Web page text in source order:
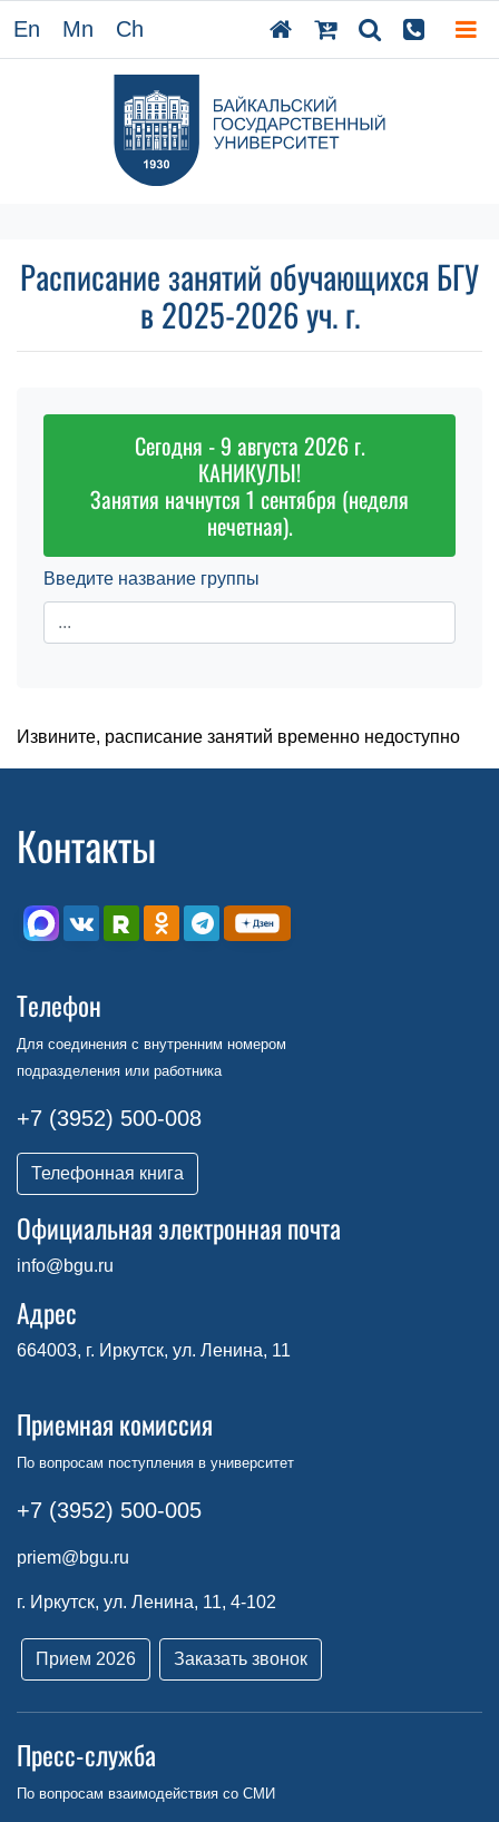
En Mn Ch
Расписание занятий обучающихся БГУ
в 2025-2026 уч. г.
Сегодня - 9 августа 2026 г.
КАНИКУЛЫ!
Занятия начнутся 1 сентября (неделя
нечетная).
Введите название группы
Извините, расписание занятий временно недоступно
Контакты
Телефон
Для соединения с внутренним номером
подразделения или работника
+7 (3952) 500-008
Телефонная книга
Официальная электронная почта
info@bgu.ru
Адрес
664003, г. Иркутск, ул. Ленина, 11
Приемная комиссия
По вопросам поступления в университет
+7 (3952) 500-005
priem@bgu.ru
г. Иркутск, ул. Ленина, 11, 4-102
Прием 2026 Заказать звонок
Пресс-служба
По вопросам взаимодействия со СМИ